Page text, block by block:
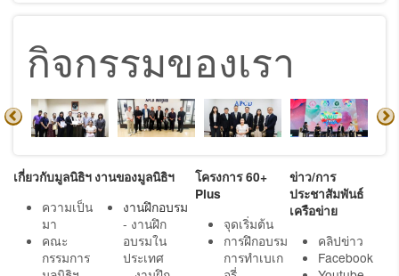
กิจกรรมของเรา
เกี่ยวกับมูลนิธิฯ
ความเป็น
มา
คณะ
กรรมการ
งานของมูลนิธิฯ
งานฝึกอบรม
- งานฝึก
อบรมใน
ประเทศ
โครงการ 60+
Plus
จุดเริ่มต้น
การฝึกอบรม
การทำเบเก
ข่าว/การ
ประชาสัมพันธ์
เครือข่าย
คลิปข่าว
Facebook